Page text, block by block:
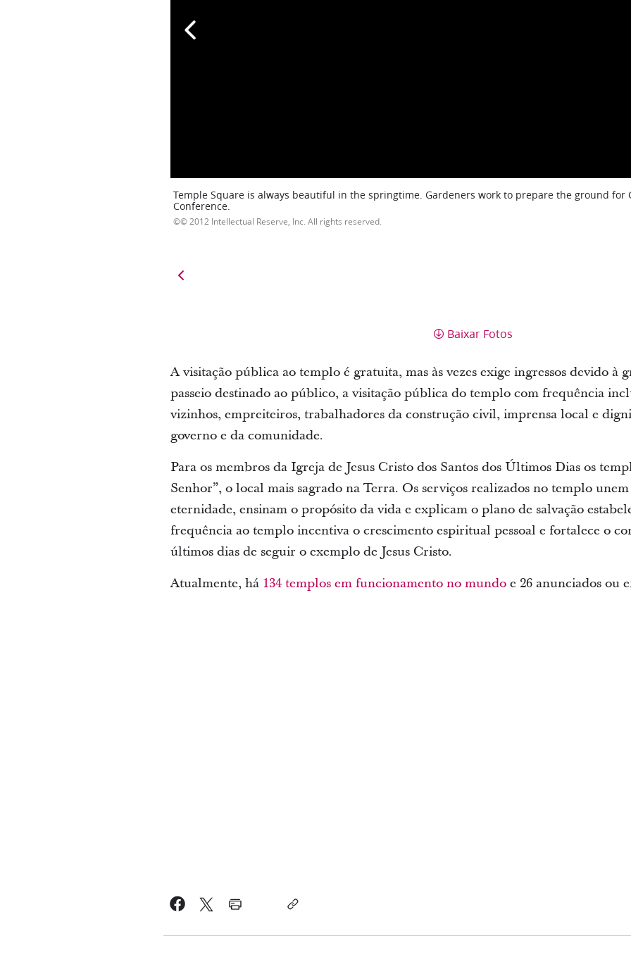
Temple Square is always beautiful in the springtime. Gardeners work to prepare the ground for
Conference.
© 2012 Intellectual Reserve, Inc. All rights reserved.
Baixar Fotos
A visitação pública ao templo é gratuita, mas às vezes exige ingressos devido à
passeio destinado ao público, a visitação pública do templo com frequência
vizinhos, empreiteiros, trabalhadores da construção civil, imprensa local e
governo e da comunidade.
Para os membros da Igreja de Jesus Cristo dos Santos dos Últimos Dias os
Senhor”, o local mais sagrado na Terra. Os serviços realizados no templo
eternidade, ensinam o propósito da vida e explicam o plano de salvação
frequência ao templo incentiva o crescimento espiritual pessoal e fortalece o
últimos dias de seguir o exemplo de Jesus Cristo.
Atualmente, há 134 templos em funcionamento no mundoe 26 anunciados ou